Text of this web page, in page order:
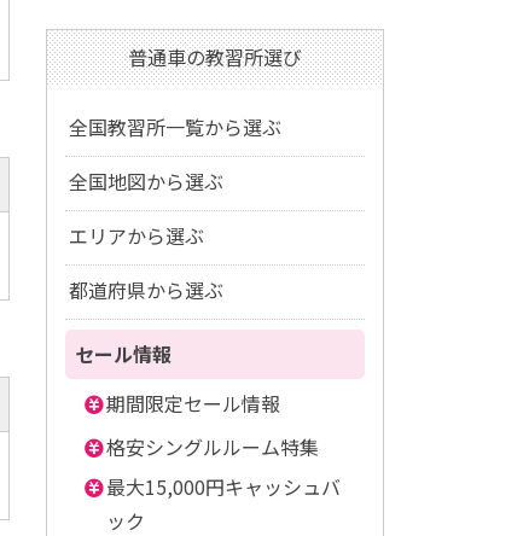
普通車の教習所選び
全国教習所一覧から選ぶ
全国地図から選ぶ
エリアから選ぶ
都道府県から選ぶ
セール情報
期間限定セール情報
格安シングルルーム特集
最大15,000円キャッシュバ
ック